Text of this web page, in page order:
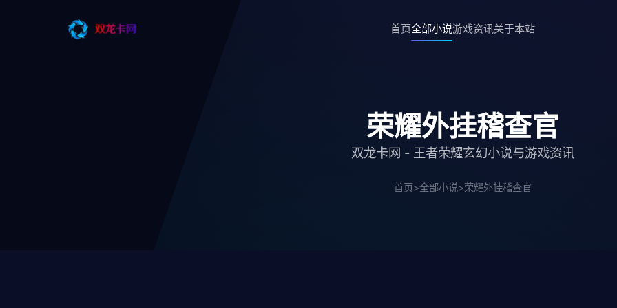
首页全部小说游戏资讯关于本站
荣耀外挂稽查官
双龙卡网 - 王者荣耀玄幻小说与游戏资讯
首页>全部小说>荣耀外挂稽查官